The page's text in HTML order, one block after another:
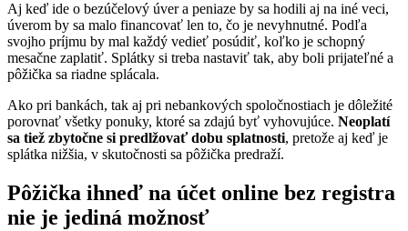
Aj keď ide o bezúčelový úver a peniaze by sa hodili aj na iné veci,
úverom by sa malo financovať len to, čo je nevyhnutné. Podľa
svojho príjmu by mal každý vedieť posúdiť, koľko je schopný
mesačne zaplatiť. Splátky si treba nastaviť tak, aby boli prijateľné a
pôžička sa riadne splácala.
Ako pri bankách, tak aj pri nebankových spoločnostiach je dôležité
porovnať všetky ponuky, ktoré sa zdajú byť vyhovujúce. Neoplatí
sa tiež zbytočne si predlžovať dobu splatnosti, pretože aj keď je
splátka nižšia, v skutočnosti sa pôžička predraží.
Pôžička ihneď na účet online bez registra
nie je jediná možnosť